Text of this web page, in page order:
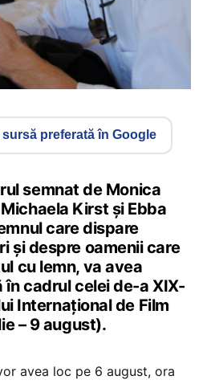
preferată în Google
semnat de Monica
Kirst și Ebba
care dispare
și despre oamenii care
cu lemn, va avea
în cadrul celei de-a XIX-
Internațional de Film
– 9 august).
avea loc pe 6 august, ora